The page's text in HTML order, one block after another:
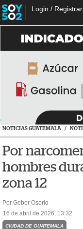
Login /
NOTICIAS GUATEMALA /
Por
hombres
zona 12
Por Geber Osorio
16 de abril de 2026, 13:32
CIUDAD DE GUATEMALA